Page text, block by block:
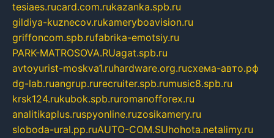
tesiaes.rucard.com.rukazanka.spb.ru
gildiya-kuznecov.rukameryboavision.ru
griffoncom.spb.rufabrika-emotsiy.ru
PARK-MATROSOVA.RUagat.spb.ru
avtoyurist-moskva1.ruhardware.org.ruсхема-авто.рф
dg-lab.ruangrup.rurecruiter.spb.rumusic8.spb.ru
krsk124.rukubok.spb.ruromanofforex.ru
analitikaplus.ruspyonline.ruzosikamery.ru
sloboda-ural.pp.ruAUTO-COM.SUhohota.netalimy.ru